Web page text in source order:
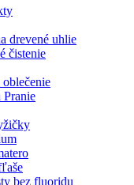
drevené uhlie
čistenie
oblečenie
Pranie
bez fluoridu